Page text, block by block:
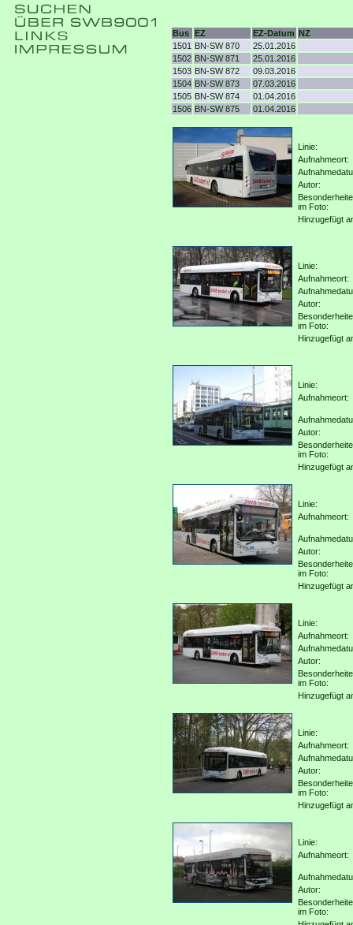
Bus EZ EZ-Datum NZ
1501 BN-SW 870
25.01.2016
1502 BN-SW 871
25.01.2016
1503 BN-SW 872
09.03.2016
1504 BN-SW 873
07.03.2016
1505 BN-SW 874
01.04.2016
1506 BN-SW 875 01.04.2016
Linie:
Aufnahmeort:
Autor:
im Foto:
Hinzugefügt
Linie:
Aufnahmeort:
Autor:
im Foto:
Hinzugefügt
Linie:
Aufnahmeort:
Autor:
im Foto:
Hinzugefügt
Linie:
Aufnahmeort:
Autor:
im Foto:
Hinzugefügt
Linie:
Aufnahmeort:
Autor:
im Foto:
Hinzugefügt
Linie:
Aufnahmeort:
Autor:
im Foto:
Hinzugefügt
Linie:
Aufnahmeort:
Autor:
im Foto: